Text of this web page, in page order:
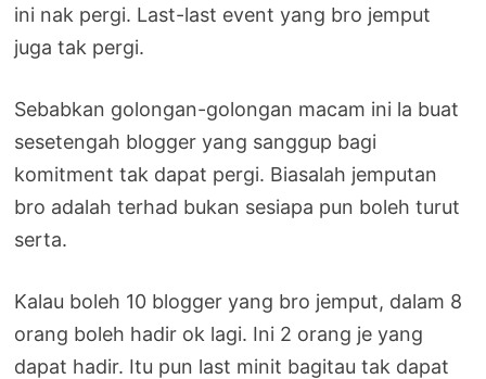
ini nak pergi. Last-last event yang bro jemput
juga tak pergi.
Sebabkan golongan-golongan macam ini la buat
sesetengah blogger yang sanggup bagi
komitment tak dapat pergi. Biasalah jemputan
bro adalah terhad bukan sesiapa pun boleh turut
serta.
Kalau boleh 10 blogger yang bro jemput, dalam 8
orang boleh hadir ok lagi. Ini 2 orang je yang
dapat hadir. Itu pun last minit bagitau tak dapat